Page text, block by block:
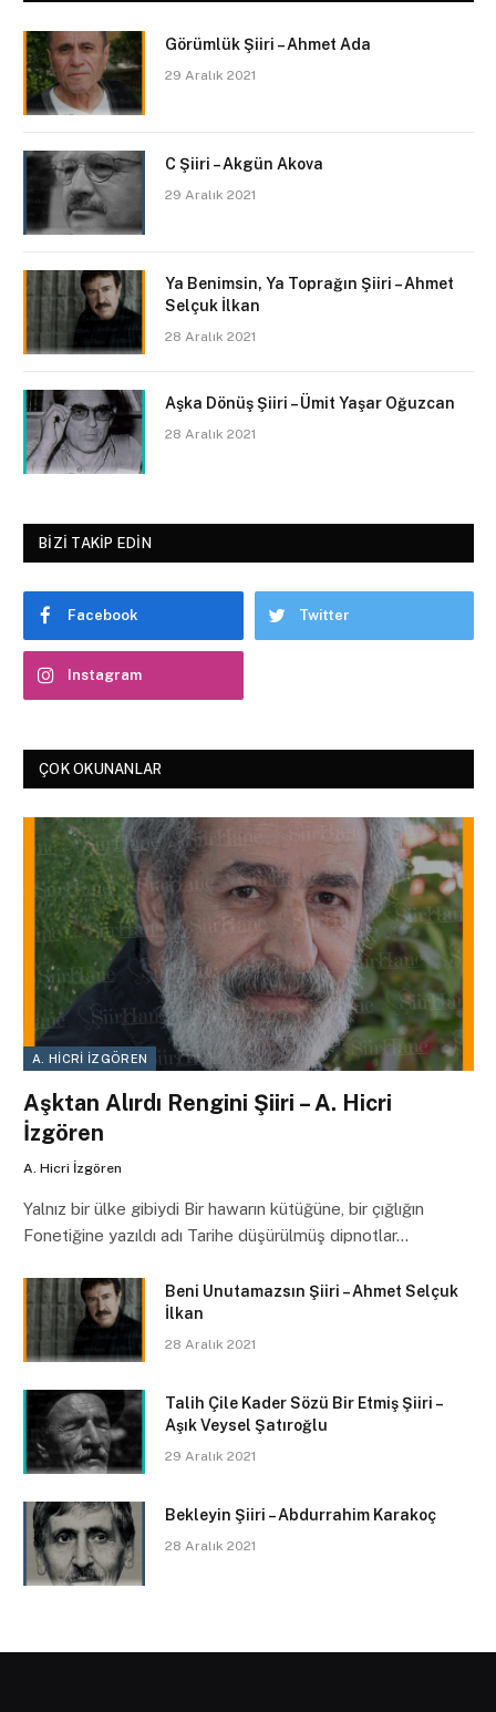
Görümlük Şiiri – Ahmet Ada
29 Aralık 2021
C Şiiri – Akgün Akova
29 Aralık 2021
Ya Benimsin, Ya Toprağın Şiiri – Ahmet
Selçuk İlkan
28 Aralık 2021
Aşka Dönüş Şiiri – Ümit Yaşar Oğuzcan
28 Aralık 2021
BIZI TAKIP EDIN
Facebook Twitter
Instagram
ÇOK OKUNANLAR
A. HICRI İZGÖREN
Aşktan Alırdı Rengini Şiiri – A. Hicri
İzgören
A. Hicri İzgören
Yalnız bir ülke gibiydi Bir hawarın kütüğüne, bir çığlığın
Fonetiğine yazıldı adı Tarihe düşürülmüş dipnotlar…
Beni Unutamazsın Şiiri – Ahmet Selçuk
İlkan
28 Aralık 2021
Talih Çile Kader Sözü Bir Etmiş Şiiri –
Aşık Veysel Şatıroğlu
29 Aralık 2021
Bekleyin Şiiri – Abdurrahim Karakoç
28 Aralık 2021